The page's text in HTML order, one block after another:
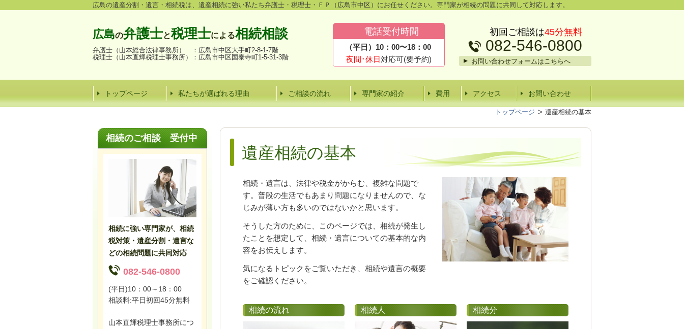
広島の遺産分割・遺言・相続税は、遺産相続に強い私たち弁護士・税理士・ＦＰ（広島市中区）にお任せください。専門家が相続の問題に共同して対応します。
広島の弁護士と税理士による相続相談
弁護士（山本総合法律事務所） ： 広島市中区大手町2-8-1-7階
税理士（山本直輝税理士事務所）： 広島市中区国泰寺町1-5-31-3階
電話受付時間
（平日）10：00〜18：00
夜間･休日対応可(要予約)
初回ご相談は45分無料
082-546-0800
お問い合わせフォームはこちらへ
トップページ 私たちが選ばれる理由 ご相談の流れ 専門家の紹介 費用 アクセス お問い合わせ
トップページ 遺産相続の基本
遺産相続の基本
相続・遺言は、法律や税金がからむ、複雑な問題で
す。普段の生活でもあまり問題になりませんので、な
じみが薄い方も多いのではないかと思います。
そうした方のために、このページでは、相続が発生し
たことを想定して、相続・遺言についての基本的な内
容をお伝えします。
気になるトピッ クをご覧いただき、相続や遺言の概要
をご確認ください。
相続の流れ 相続人 相続分
相続のご相談受付中
相続に強い専門家が、相続
税対策・遺産分割・遺言な
どの相続問題に共同対応
082-546-0800
(平日)10：00～18：00
相談料:平日初回45分無料
山本直輝税理士事務所につ